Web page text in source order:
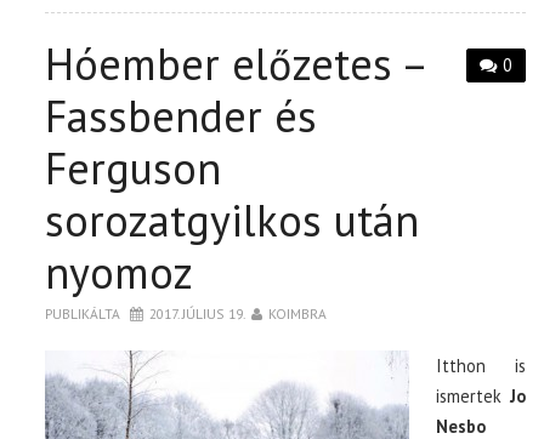
0
Hóember előzetes –
Fassbender és
Ferguson
sorozatgyilkos után
nyomoz
PUBLIKÁLTA 2017. JÚLIUS 19. KOIMBRA
Itthon is
ismertek Jo
Nesbo